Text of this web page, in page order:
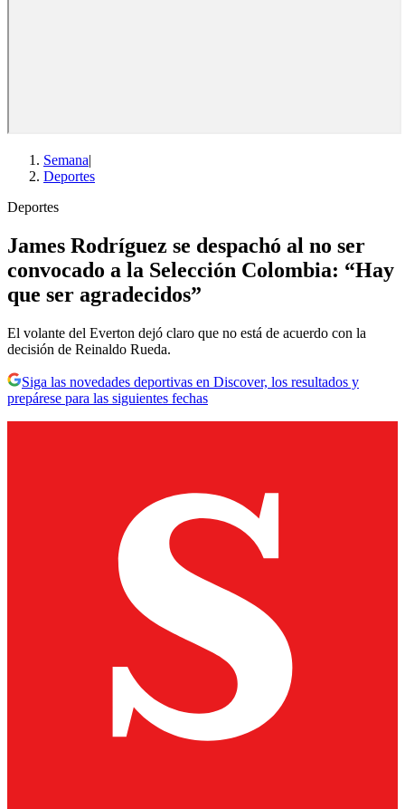
Semana|
Deportes
Deportes
James Rodríguez se despachó al no ser
convocado a la Selección Colombia: “Hay
que ser agradecidos”
El volante del Everton dejó claro que no está de acuerdo con la
decisión de Reinaldo Rueda.
Siga las novedades deportivas en Discover, los resultados y
prepárese para las siguientes fechas